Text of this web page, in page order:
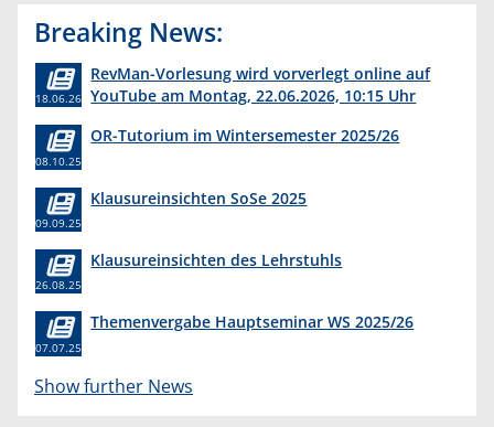
Breaking News:
RevMan-Vorlesung wird vorverlegt online auf
YouTube am Montag, 22.06.2026, 10:15 Uhr
18.06.26
OR-Tutorium im Wintersemester 2025/26
08.10.25
Klausureinsichten SoSe 2025
09.09.25
Klausureinsichten des Lehrstuhls
26.08.25
Themenvergabe Hauptseminar WS 2025/26
07.07.25
Show further News